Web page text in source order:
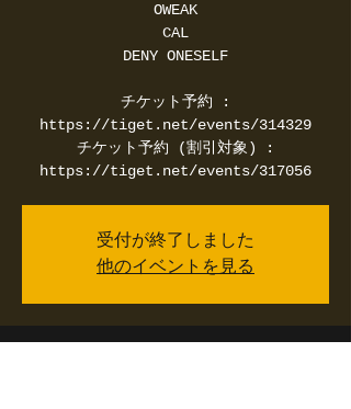
OWEAK
CAL
DENY ONESELF
チケット予約 :
https://tiget.net/events/314329
チケット予約 (割引対象) :
https://tiget.net/events/317056
受付が終了しました
他のイベントを見る